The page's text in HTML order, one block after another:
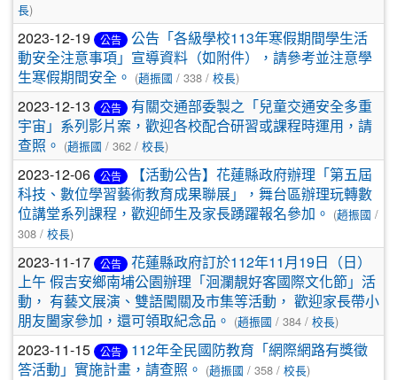
長)
2023-12-19 公告
公告「各級學校113年寒假期間學生活
動安全注意事項」宣導資料（如附件），請參考並注意學
生寒假期間安全。 (趙振國 / 338 / 校長)
2023-12-13 公告
有關交通部委製之「兒童交通安全多重
宇宙」系列影片案，歡迎各校配合研習或課程時運用，請
查照。 (趙振國 / 362 / 校長)
2023-12-06 公告
【活動公告】花蓮縣政府辦理「第五屆
科技、數位學習藝術教育成果聯展」，舞台區辦理玩轉數
位講堂系列課程，歡迎師生及家長踴躍報名參加。 (趙振國 /
308 / 校長)
2023-11-17 公告
花蓮縣政府訂於112年11月19日（日）
上午 假吉安鄉南埔公園辦理「洄瀾靚好客國際文化節」活
動， 有藝文展演、雙語闖關及市集等活動， 歡迎家長帶小
朋友闔家參加，還可領取紀念品。 (趙振國 / 384 / 校長)
2023-11-15 公告
112年全民國防教育「網際網路有獎徵
答活動」實施計畫，請查照。 (趙振國 / 358 / 校長)